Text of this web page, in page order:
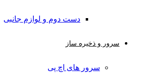
دست دوم و لوازم جانبی
سرور و ذخیره ساز
سرور های اچ پی